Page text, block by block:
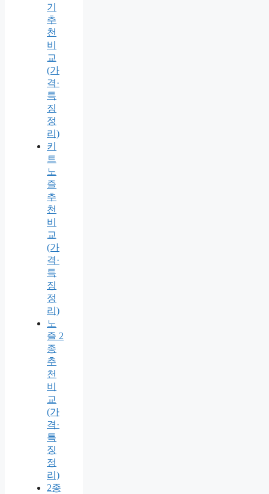
기
추
천
비
교
(가
격·
특
징
정
리)
키
트
노
즐
추
천
비
교
(가
격·
특
징
정
리)
노
즐 2
종
추
천
비
교
(가
격·
특
징
정
리)
2종